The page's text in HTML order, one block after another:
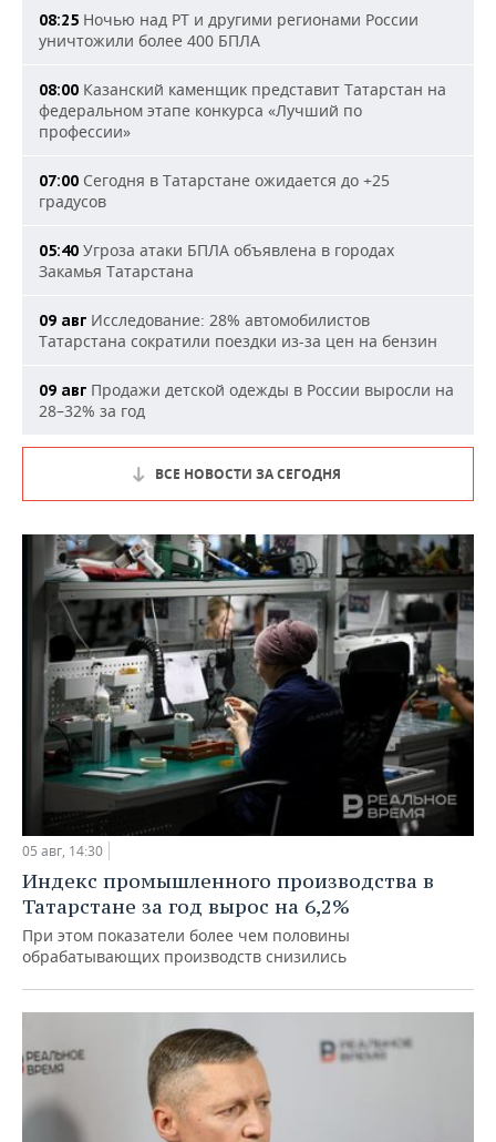
08:25 Ночью над РТ и другими регионами России
уничтожили более 400 БПЛА
08:00 Казанский каменщик представит Татарстан на
федеральном этапе конкурса «Лучший по
профессии»
07:00 Сегодня в Татарстане ожидается до +25
градусов
05:40 Угроза атаки БПЛА объявлена в городах
Закамья Татарстана
09 авг Исследование: 28% автомобилистов
Татарстана сократили поездки из-за цен на бензин
09 авг Продажи детской одежды в России выросли на
28–32% за год
ВСЕ НОВОСТИ ЗА СЕГОДНЯ
05 авг, 14:30
Индекс промышленного производства в
Татарстане за год вырос на 6,2%
При этом показатели более чем половины
обрабатывающих производств снизились